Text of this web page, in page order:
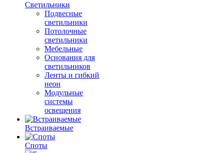
Светильники
Подвесные
светильники
Потолочные
светильники
Мебельные
Основания для
светильников
Ленты и гибкий
неон
Модульные
системы
освещения
Встраиваемые
Споты